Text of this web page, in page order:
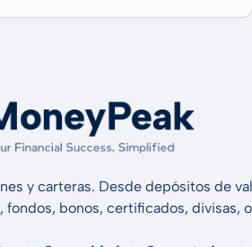
y carteras. Desde depósitos de
fondos, bonos, certificados, divisas,